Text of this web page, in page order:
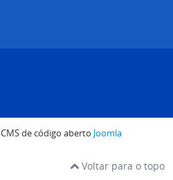
de código aberto Joomla
Voltar para o topo